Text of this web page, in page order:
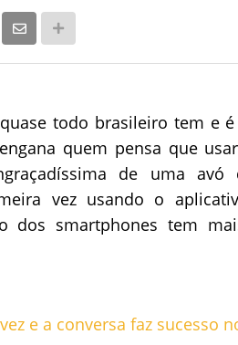
todo brasileiro tem e
quem pensa que
de uma
vez usando o
dos smartphones tem